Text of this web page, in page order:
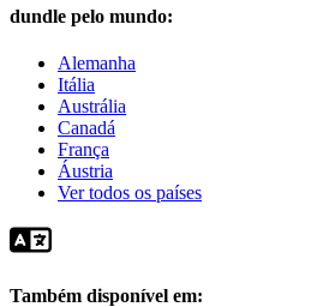
dundle pelo mundo:
Alemanha
Itália
Austrália
Canadá
França
Áustria
Ver todos os países
Também disponível em: